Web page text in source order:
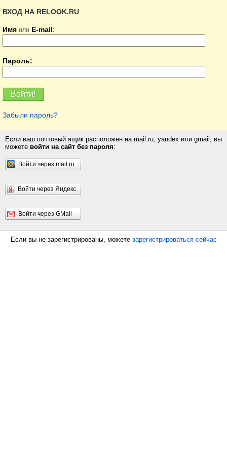
ВХОД НА RELOOK.RU
Имя или E-mail:
Пароль:
Забыли пароль?
Если ваш почтовый ящик расположен на mail.ru, yandex или gmail, вы
можете войти на сайт без пароля:
Войти через mail.ru
Войти через Яндекс
Войти через GMail
Если вы не зарегистрированы, можете зарегистрироваться сейчас